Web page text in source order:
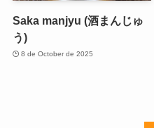
Saka manjyu (酒まんじゅ
う)
8 de October de 2025